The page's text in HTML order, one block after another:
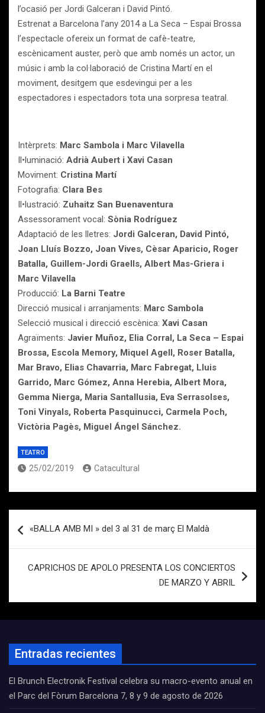
l’ocasió per Jordi Galceran i David Pintó.
Estrenat a Barcelona l’any 2014 a La Seca – Espai Brossa
l’espectacle ofereix un format de cafè-teatre,
escènicament auster, però que amb només un actor, un
músic i amb la col·laboració de Cristina Martí en el
moviment, desitgem que esdevingui per a les
espectadores i espectadors tota una sorpresa teatral.
Intèrprets: Marc Sambola i Marc Vilavella
Il•luminació: Adrià Aubert i Xavi Casan
Moviment: Cristina Martí
Fotografia: Clara Bes
Il•lustració: Zuhaitz San Buenaventura
Assessorament vocal: Sònia Rodríguez
Adaptació de les lletres: Jordi Galceran, David Pintó,
Joan Lluís Bozzo, Joan Vives, Cèsar Aparicio, Roger
Batalla, Guillem-Jordi Graells, Albert Mas-Griera i
Marc Vilavella
Producció: La Barni Teatre
Direcció musical i arranjaments: Marc Sambola
Selecció musical i direcció escènica: Xavi Casan
Agraïments: Javier Muñoz, Elia Corral, La Seca – Espai
Brossa, Escola Memory, Miquel Agell, Roser Batalla,
Mar Bravo, Elias Chavarria, Marc Fabregat, Lluis
Garrido, Marc Gómez, Anna Herebia, Albert Mora,
Gemma Nierga, Maria Santallusia, Eva Serrasolses,
Toni Vinyals, Roberta Pasquinucci, Carmela Poch,
Victòria Pagès, Miguel Ángel Sánchez.
TEATRO
25/02/2019 Catacultural
de
«BALLA AMB MI » del 3 al 31 de març El Maldà
CAPRICHOS DE APOLO PRESENTA LOS CONCIERTOS
DE MARZO Y ABRIL
Entradas recientes
El Brunch Electronik Festival celebra su macro-evento anual en
el Parc del Fòrum Barcelona 7, 8 y 9 de agosto de 2026